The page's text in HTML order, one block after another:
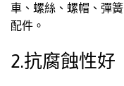
車、螺絲、螺帽、彈
配件。
2.抗腐蝕性好